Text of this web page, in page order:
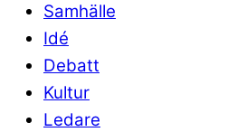
Samhälle
Idé
Debatt
Kultur
Ledare